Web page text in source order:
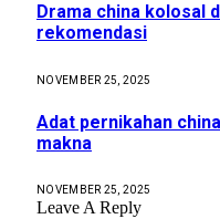
Drama china kolosal
rekomendasi
NOVEMBER 25, 2025
Adat pernikahan
makna
NOVEMBER 25, 2025
Leave A Reply